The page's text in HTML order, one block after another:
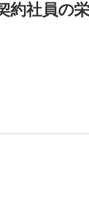
約社員の